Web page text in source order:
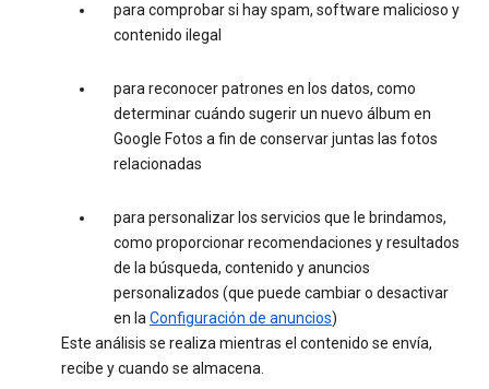
para comprobar si hay spam, software malicioso y
contenido ilegal
para reconocer patrones en los datos, como
determinar cuándo sugerir un nuevo álbum en
Google Fotos a fin de conservar juntas las fotos
relacionadas
para personalizar los servicios que le brindamos,
como proporcionar recomendaciones y resultados
de la búsqueda, contenido y anuncios
personalizados (que puede cambiar o desactivar
en laConfiguración de anuncios)
Este análisis se realiza mientras el contenido se envía,
recibe y cuando se almacena.